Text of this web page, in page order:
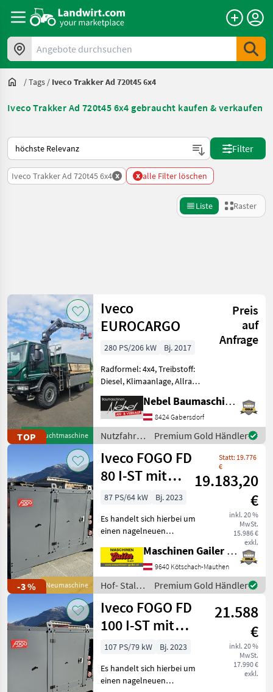
Angebote durchsuchen
/Tags / Iveco Trakker Ad 720t45 6x4
Iveco Trakker Ad 720t45 6x4 gebraucht kaufen & verkaufen
So wird auf Landwirt.com sortiert
Filter
Iveco Trakker Ad 720t45 6x4 x x alle Filter löschen
Liste Raster
Kategorie 2 Land
AKTUELLER
PFAD
Iveco
Trakker
Ad
720t45
6x4
KATEGORIE
Landtechnik
103
PKW / LKW / Moped
86
Bautechnik
13
Forsttechnik
11
Kommunaltechnik
4
Sonstiges
MARKTPLATZ
Marktplatz Händlerangebote Kleinanzeigen
Zurücksetzen
221
anzeigen
TOPGebrauchtmaschine
Iveco
EUROCARGO
Preis
auf
Anfrage
280 PS/206 kW
Bj. 2017
Radformel: 4x4, Treibstoff:
Diesel, Klimaanlage, Allrad,
(Kipphydraulik) Mietkauf-
Finanzierung
möglich.Zubehör:ALLRAD,
3-Seitenkipper, Kran HMF
1820 4-Aussc
Nebel Baumaschinen
8424 Gabersdorf
Nutzfahrzeuge
/ Iveco
Premium Gold Händler
-3 % Neumaschine
Iveco FOGO FD
80 I-ST mit
Steckdosenpaket
Statt: 19.776
€
19.183,20
€
inkl. 20 %
MwSt.
15.986 €
exkl.
87 PS/64 kW
Bj. 2023
Es handelt sich hierbei um
einen nagelneuen
Motor mit
Schallschutzhaube. Motor: -
FPT (Iveco) - Modell: NEF45
SM3 S500 - 4 Zylinder -
Maschinen Gailer GmbH
9640 Kötschach-Mauthen
Hof- Stall-
und
Weidetechnik
/ Iveco
Premium Gold Händler
Iveco FOGO FD
100 I-ST mit
Steckdosenpaket
21.588
€
inkl. 20 %
MwSt.
17.990 €
exkl.
107 PS/79 kW
Bj. 2023
Es handelt sich hierbei um
einen nagelneuen